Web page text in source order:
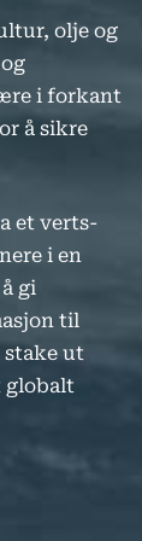
olje og
i forkant
å sikre
et verts-
i en
gi
til
stake ut
globalt